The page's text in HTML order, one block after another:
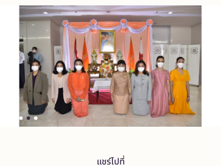
แชร์ไปที่